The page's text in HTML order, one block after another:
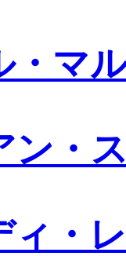
・マ
ン・
ィ・